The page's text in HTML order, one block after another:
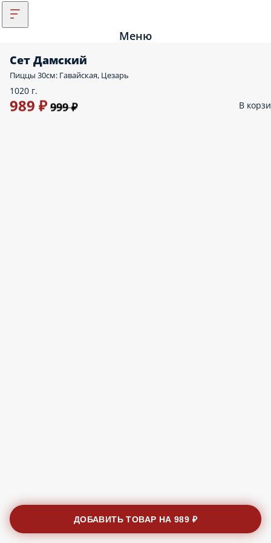
Меню
Сет Дамский
Пиццы 30см: Гавайская, Цезарь
1020 г.
989 ₽ 999 ₽ В
ДОБАВИТЬ ТОВАР НА989 ₽